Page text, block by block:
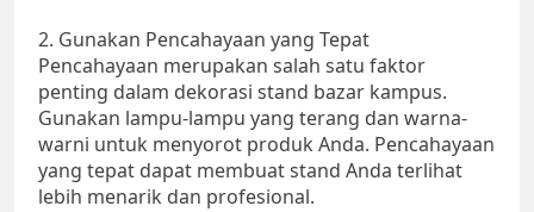
2. Gunakan Pencahayaan yang Tepat
Pencahayaan merupakan salah satu faktor
penting dalam dekorasi stand bazar kampus.
Gunakan lampu-lampu yang terang dan warna-
warni untuk menyorot produk Anda. Pencahayaan
yang tepat dapat membuat stand Anda terlihat
lebih menarik dan profesional.